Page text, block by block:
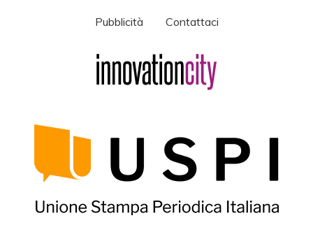
Pubblicità Contattaci